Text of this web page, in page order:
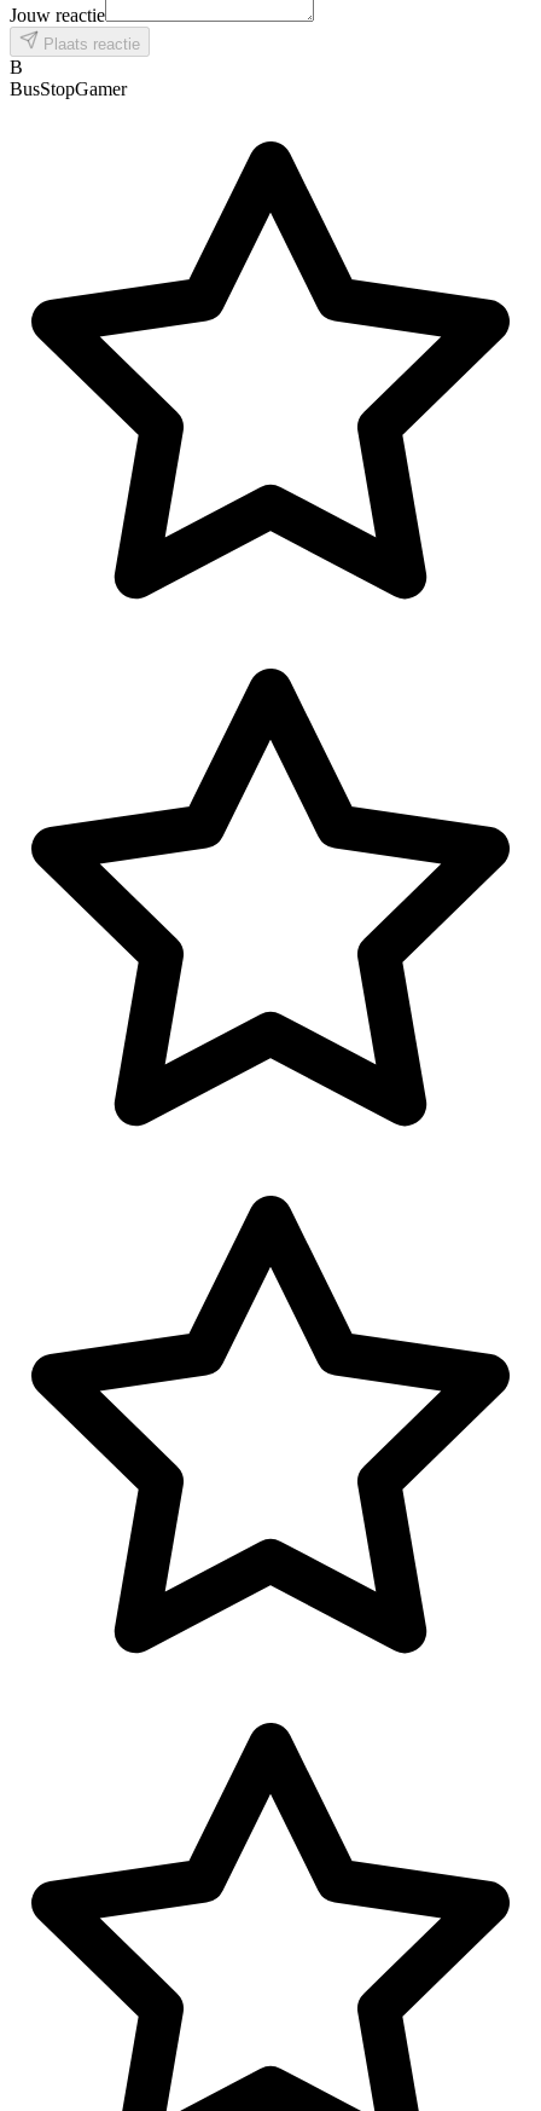
Jouw reactie
Plaats reactie
B
BusStopGamer